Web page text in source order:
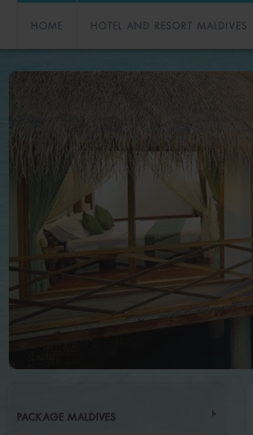
HOME HOTEL AND RESORT MALDIVES
PACKAGE MALDIVES